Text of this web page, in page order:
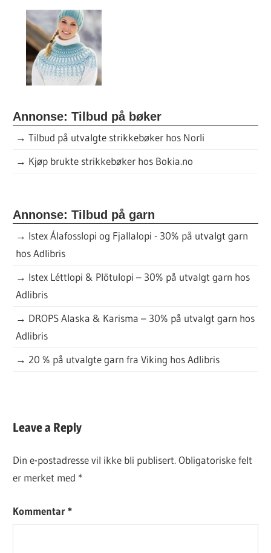
Annonse: Tilbud på bøker
→Tilbud på utvalgte strikkebøker hos Norli
→ Kjøp brukte strikkebøker hos Bokia.no
Annonse: Tilbud på garn
→ Istex Álafosslopi og Fjallalopi - 30% på utvalgt garn
hos Adlibris
→ Istex Léttlopi & Plötulopi – 30% på utvalgt garn hos
Adlibris
→ DROPS Alaska & Karisma – 30% på utvalgt garn hos
Adlibris
→ 20 % på utvalgte garn fra Viking hos Adlibris
KJØPEOPPSKRIFT
Leave a Reply
Din e-postadresse vil ikke bli publisert. Obligatoriske felt
er merket med *
Kommentar*